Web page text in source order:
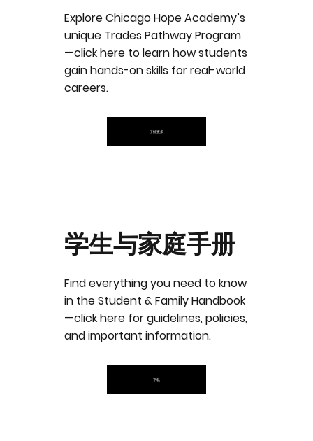
了解更多
Explore Chicago Hope Academy’s
unique Trades Pathway Program
—click here to learn how students
gain hands-on skills for real-world
careers.
下载
Find everything you need to know
in the Student & Family Handbook
—click here for guidelines, policies,
and important information.
学生与家庭手册